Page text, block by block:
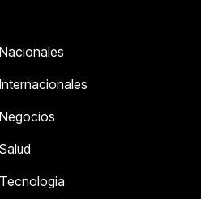
Nacionales
Internacionales
Negocios
Salud
Tecnologia